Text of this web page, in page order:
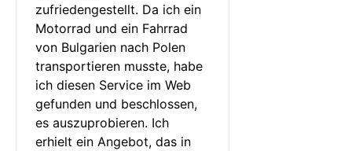
zufriedengestellt. Da ich ein
Motorrad und ein Fahrrad
von Bulgarien nach Polen
transportieren musste, habe
ich diesen Service im Web
gefunden und beschlossen,
es auszuprobieren. Ich
erhielt ein Angebot, das in